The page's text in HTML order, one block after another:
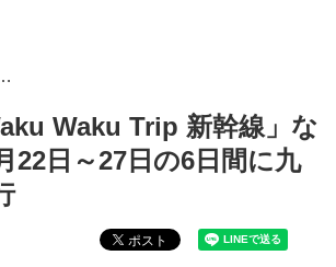
JR九州 Waku Waku Trip 新幹線」など4編成、8月
Waku Trip 新幹線」な
22日～27日の6日間に九
ポスト